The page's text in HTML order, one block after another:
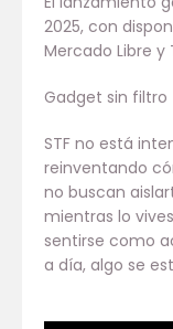
2025, con
Mercado Libre y
Gadget sin filtro
STF no está
reinventando
no buscan
mientras lo
sentirse como
a día, algo se